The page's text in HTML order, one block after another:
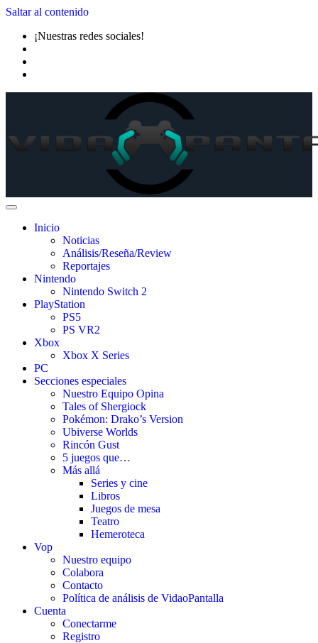
Saltar al contenido
¡Nuestras redes sociales!
Inicio
Noticias
Análisis/Reseña/Review
Reportajes
Nintendo
Nintendo Switch 2
PlayStation
PS5
PS VR2
Xbox
Xbox X Series
PC
Secciones especiales
Nuestro Equipo Opina
Tales of Shergiock
Pokémon: Drako’s Version
Ubiverse Worlds
Rincón Gust
5 juegos que…
Más allá
Series y cine
Libros
Juegos de mesa
Teatro
Hemeroteca
Vop
Nuestro equipo
Colabora
Contacto
Política de análisis de VidaoPantalla
Cuenta
Conectarme
Registro